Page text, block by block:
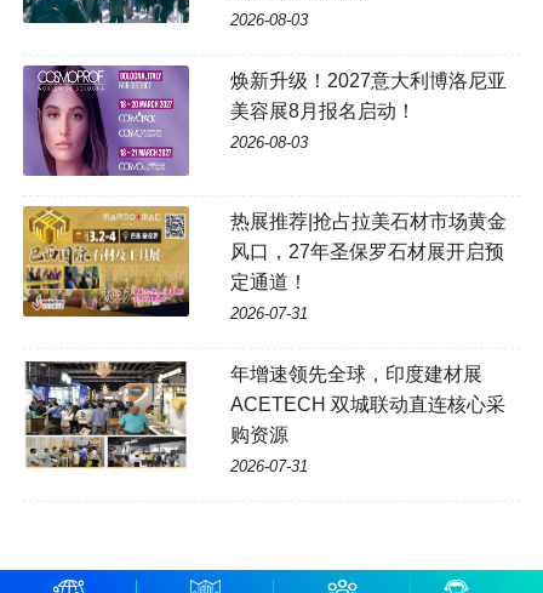
2026-08-03
焕新升级！2027意大利博洛尼亚
美容展8月报名启动！
2026-08-03
热展推荐|抢占拉美石材市场黄金
风口，27年圣保罗石材展开启预
定通道！
2026-07-31
年增速领先全球，印度建材展
ACETECH 双城联动直连核心采
购资源
2026-07-31